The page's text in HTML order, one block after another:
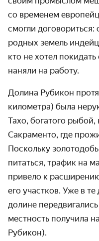
со временем
смогли договориться:
родных земель
кто не хотел
наняли на работу.
Долина Рубикон
километра) была
Тахо, богатого рыбой,
Сакраменто, где
Поскольку
питаться, трафик на
привело к
его участков. Уже в
долине
местность получила
Рубикон).